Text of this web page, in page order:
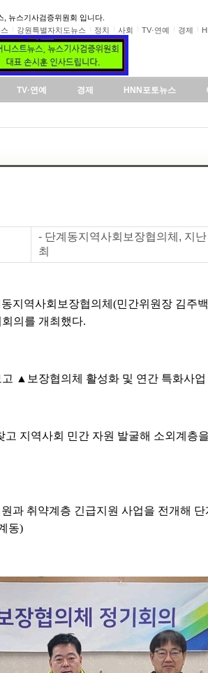
, 뉴스기사검증위원회 입니다.
강원특별자치도뉴스 정치 사회 TV·연예 경제
TV·연예 경제 HNN포토뉴스
- 단계동지역사회보장협의체, 지
최
지역사회보장협의체(민간위원장 김주
의를 개최했다.
▲보장협의체 활성화 및 연간 특화사업
지역사회 민간 자원 발굴해 소외계층
과 취약계층 긴급지원 사업을 전개해
동)